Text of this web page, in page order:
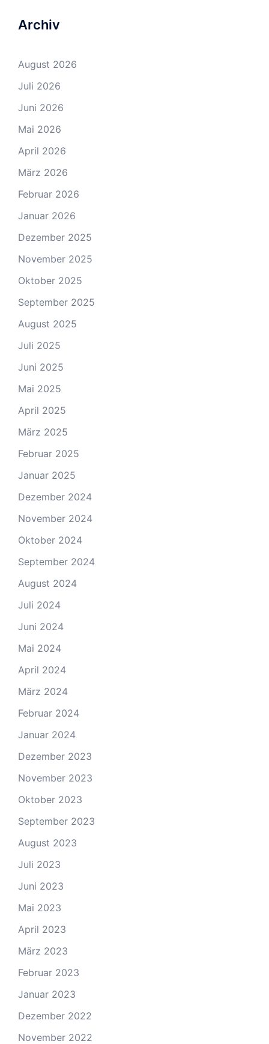
Archiv
August 2026
Juli 2026
Juni 2026
Mai 2026
April 2026
März 2026
Februar 2026
Januar 2026
Dezember 2025
November 2025
Oktober 2025
September 2025
August 2025
Juli 2025
Juni 2025
Mai 2025
April 2025
März 2025
Februar 2025
Januar 2025
Dezember 2024
November 2024
Oktober 2024
September 2024
August 2024
Juli 2024
Juni 2024
Mai 2024
April 2024
März 2024
Februar 2024
Januar 2024
Dezember 2023
November 2023
Oktober 2023
September 2023
August 2023
Juli 2023
Juni 2023
Mai 2023
April 2023
März 2023
Februar 2023
Januar 2023
Dezember 2022
November 2022